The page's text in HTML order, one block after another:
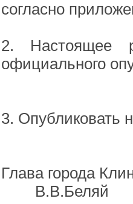
согласно
2. Настоящее
официального
3. Опубликовать
Глава
В.В.Беляй